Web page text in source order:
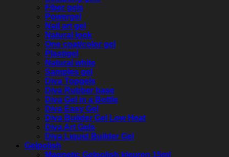
Fiber gels
Powergel
Nail art gel
Natural look
One coat/color gel
Plastigel
Natural white
Samples gel
Diva Topgels
Diva Rubber base
Diva Gel in a Bottle
Diva Easy Gel
Diva Builder Gel Low Heat
Diva Art Gels
Diva Liquid Builder Gel
Gelpolish
Magnetic Gelpolish kleuren 15ml